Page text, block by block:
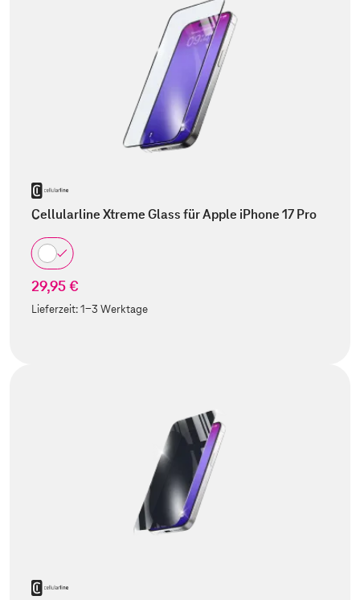
Cellularline Xtreme Glass für Apple iPhone 17 Pro
29,95 €
Lieferzeit:1-3 Werktage